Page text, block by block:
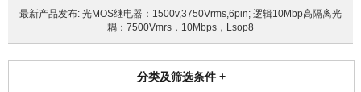
最新产品发布: 光MOS继电器：1500v,3750Vrms,6pin; 逻辑10Mbp高隔离光
耦：7500Vmrs，10Mbps，Lsop8
分类及筛选条件 +